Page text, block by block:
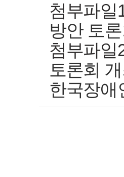
첨부파
방안 토
첨부파
토론회
한국장애